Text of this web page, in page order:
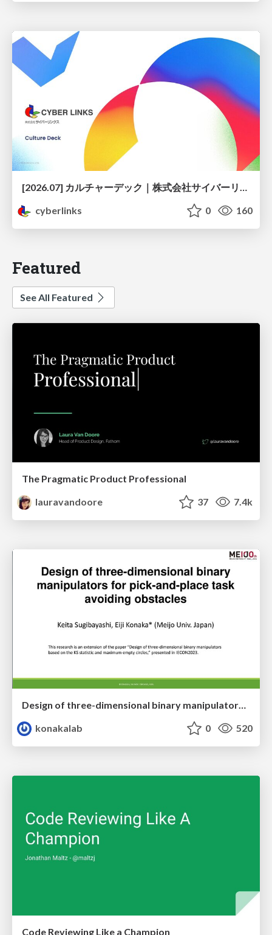
cyberlinks
0 160
Featured
See All Featured
The Pragmatic Product Professional
lauravandoore
37 7.4k
Design of three-dimensional binary manipulators for pick-and-place task avoiding obstacles (IECON2024)
konakalab
0 520
Code Reviewing Like a Champion